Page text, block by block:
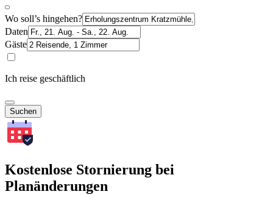
Wo soll’s hingehen?
Daten
Gäste
Ich reise geschäftlich
Suchen
Kostenlose Stornierung bei
Planänderungen